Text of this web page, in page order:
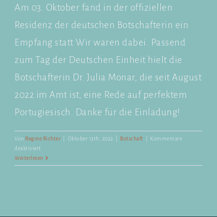
Am 03. Oktober fand in der offiziellen
Residenz der deutschen Botschafterin ein
Empfang statt Wir waren dabei. Passend
zum Tag der Deutschen Einheit hielt die
Botschafterin Dr. Julia Monar, die seit August
2022 im Amt ist, eine Rede auf perfektem
Portugiesisch. Danke für die Einladung!⁣
Von Regine Richter Oktober 13th, 2022 Botschaft
Kommentare
deaktiviertfür
Residenz
der
Weiterlesen